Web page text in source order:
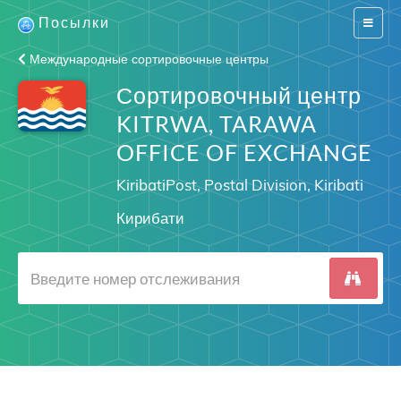
Switch
Посылки
Международные сортировочные центры
Сортировочный центр
KITRWA, TARAWA
OFFICE OF EXCHANGE
KiribatiPost, Postal Division, Kiribati
Кирибати